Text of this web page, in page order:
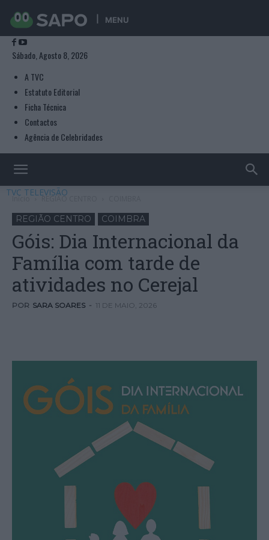
MENU
Sábado, Agosto 8, 2026
A TVC
Estatuto Editorial
Ficha Técnica
Contactos
Agência de Celebridades
TVC TELEVISÃO
Início REGIÃO CENTRO
REGIÃO CENTRO COIMBRA
Góis: Dia Internacional da
Família com tarde de
atividades no Cerejal
POR SARA SOARES - 11 DE MAIO, 2026